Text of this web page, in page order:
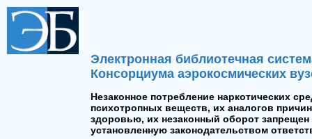
Электронная библиотечная
Консорциума аэрокосмических
Незаконное потребление наркотических
психотропных веществ, их аналогов
здоровью, их незаконный оборот запрещен
установленную законодательством